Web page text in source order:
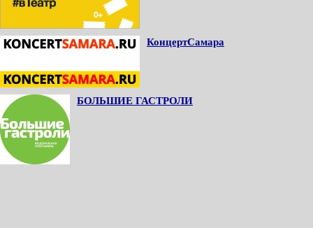
КонцертСамара
БОЛЬШИЕ ГАСТРОЛИ